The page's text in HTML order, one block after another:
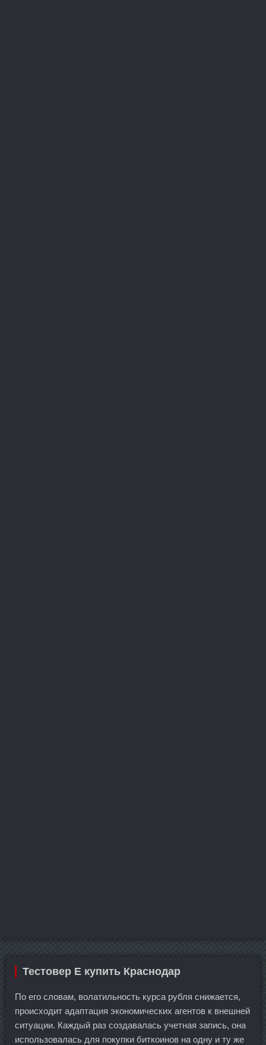
Тестовер E купить Краснодар
По его словам, волатильность курса рубля снижается,
происходит адаптация экономических агентов к внешней
ситуации. Каждый раз создавалась учетная запись, она
использовалась для покупки биткоинов на одну и ту же